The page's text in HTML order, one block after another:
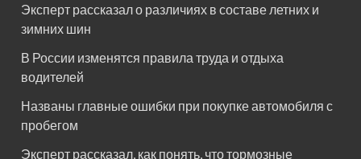
Эксперт рассказал о различиях в составе летних и
зимних шин
В России изменятся правила труда и отдыха
водителей
Названы главные ошибки при покупке автомобиля с
пробегом
Эксперт рассказал, как понять, что тормозные